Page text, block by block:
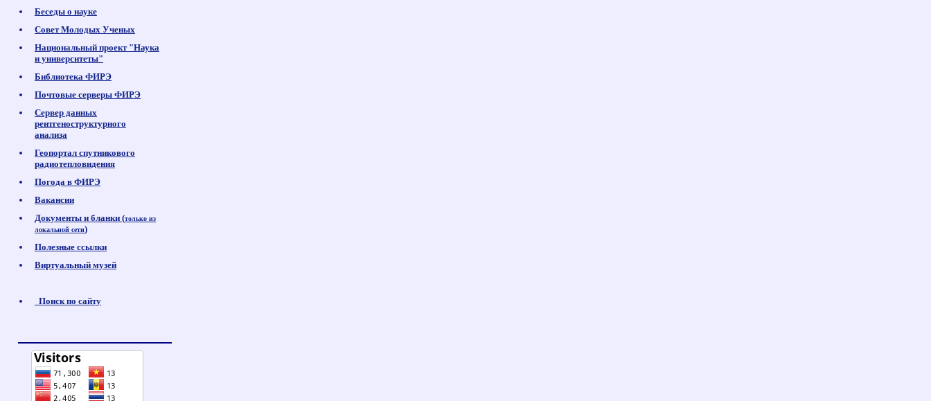
Беседы о науке
Совет Молодых Ученых
Национальный проект "Наука
и университеты"
Библиотека ФИРЭ
Почтовые серверы ФИРЭ
Сервер данных
рентгеноструктурного
анализа
Геопортал спутникового
радиотепловидения
Погода в ФИРЭ
Вакансии
Документы и бланки (только из
локальной сети)
Полезные ссылки
Виртуальный музей
Поиск по сайту